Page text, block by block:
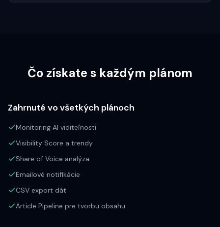
Čo získate s každým plánom
Zahrnuté vo všetkých plánoch
Monitoring AI viditeľnosti
Visibility Score a trendy
Share of Voice analýza
Emailové notifikácie
CSV export dát
Article Pipeline pre tvorbu obsahu